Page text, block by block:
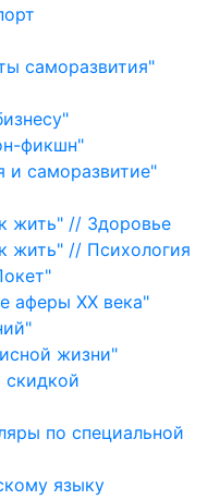
саморазвития"
фикшн"
и саморазвитие"
жить" // Здоровье
жить" // Психология
аферы XX века"
жизни"
скидкой
по специальной
языку